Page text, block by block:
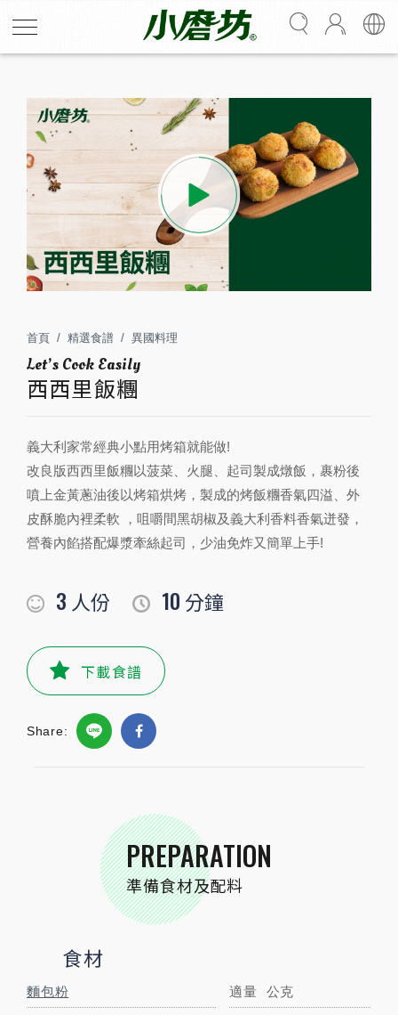
首頁 精選食譜 異國料理
西西里飯糰
義大利家常經典小點用烤箱就能做!
改良版西西里飯糰以菠菜、火腿、起司製成燉飯，裹粉後
噴上金黃蔥油後以烤箱烘烤，製成的烤飯糰香氣四溢、外
皮酥脆內裡柔軟 ，咀嚼間黑胡椒及義大利香料香氣迸發，
營養內餡搭配爆漿牽絲起司，少油免炸又簡單上手!
3 人份 10 分鐘
下載食譜
Share:
PREPARATION
準備食材及配料
食材
麵包粉 適量 公克
西西里飯糰
義大利家常經典小點用烤箱就能做!
噴上金黃蔥油後以烤箱烘烤，製成的烤飯糰香氣四溢、外
皮酥脆內裡柔軟 ，咀嚼間黑胡椒及義大利香料香氣迸發，
營養內餡搭配爆漿牽絲起司，少油免炸又簡單上手!
3人份 10分鐘
PREPARATION
準備食材及配料
雞蛋
40公克
小磨坊精選調味